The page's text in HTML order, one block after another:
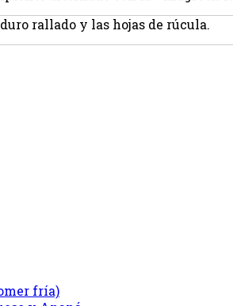
rallado y las hojas de rúcula.
fría)